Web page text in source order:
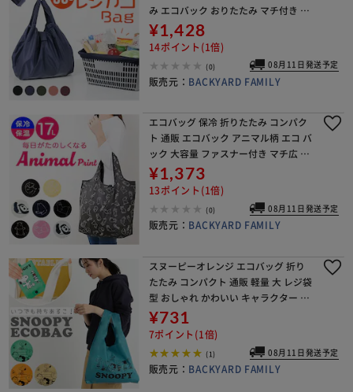
み エコバック おりたたみ マチ付き 折
り畳み マチ広 コンパクト 軽量 9012
買い物袋 レジカゴ 買い物 スーパー
¥1,428
14ポイント(1倍)
(0) 08月11日発送予定
販売元： BACKYARD FAMILY
エコバッグ 保冷 折りたたみ コンパク
ト 通販 エコバック アニマル柄 エコ バ
ック 大容量 ファスナー付き マチ広 マ
チ付き 折り畳み 軽量 マチあり 4321
買い物袋 おりたたみ 保温 動物 買
¥1,373
13ポイント(1倍)
(0) 08月11日発送予定
販売元： BACKYARD FAMILY
スヌーピーオレンジ エコバッグ 折り
たたみ コンパクト 通販 軽量 大 レジ袋
型 おしゃれ かわいい キャラクター ス
ヌーピー コンビニ シンプル フック付
き サブバッグ ショッピングバッグ 買
¥731
7ポイント(1倍)
(1) 08月11日発送予定
販売元： BACKYARD FAMILY